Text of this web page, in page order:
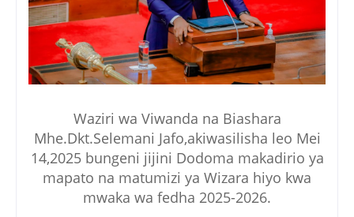
Waziri wa Viwanda na Biashara
Mhe.Dkt.Selemani Jafo,akiwasilisha leo Mei
14,2025 bungeni jijini Dodoma makadirio ya
mapato na matumizi ya Wizara hiyo kwa
mwaka wa fedha 2025-2026.